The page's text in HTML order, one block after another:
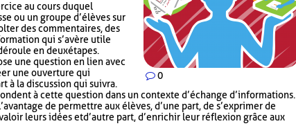
0
au cours duquel
ou un groupe d’élèves sur
des commentaires, des
qui s’avère utile
en deux étapes.
une question en lien avec
une ouverture qui
à la discussion qui suivra.
à cette question dans un contexte d’échange d’informations.
de permettre aux élèves, d’une part, de s’exprimer de
leurs idées et d’autre part, d’enrichir leur réflexion grâce aux